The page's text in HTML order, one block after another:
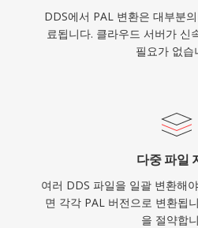
DDS에서 PAL 변환은 대부분
료됩니다. 클라우드 서버가 신
필요가 없습
다중 파일
여러 DDS 파일을 일괄 변환해
면 각각 PAL 버전으로 변환됩
을 절약합